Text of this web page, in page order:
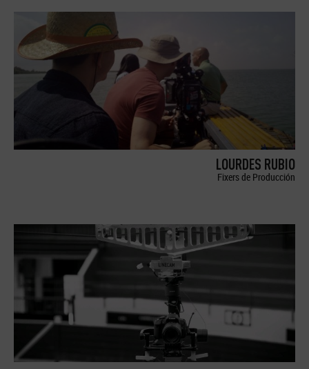
LOURDES RUBIO
Fixers de Producción